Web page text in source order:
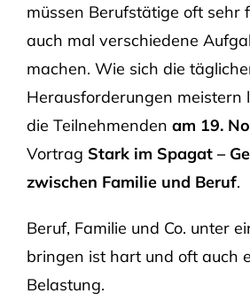
müssen Berufstätige oft sehr
auch mal verschiedene
machen. Wie sich die
Herausforderungen meistern
die Teilnehmenden am 19.
Vortrag Stark im Spagat –
zwischen Familie und Beruf.
Beruf, Familie und Co. unter
bringen ist hart und oft auch
Belastung.